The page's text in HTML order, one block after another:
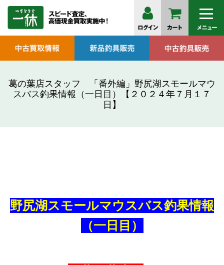
葛の葉店スタッフ 「番外編」野尻湖スモールマウ
スバス釣果情報（一日目）【２０２４年７月１７
日】
野尻湖スモールマウスバス釣果情報
（一日目）